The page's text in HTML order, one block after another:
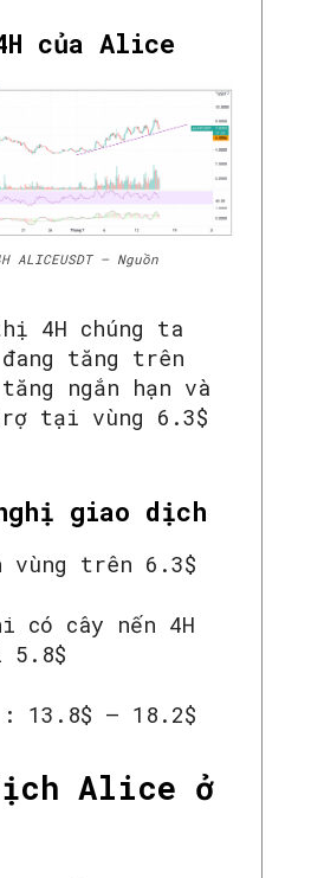
của Alice
– Nguồn
4H chúng ta
tăng trên
ngắn hạn và
tại vùng 6.3$
giao dịch
vùng trên 6.3$
có cây nến 4H
5.8$
13.8$ – 18.2$
Alice ở